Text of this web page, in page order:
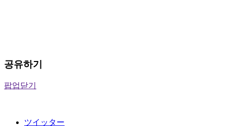
공유하기
팝업닫기
ツイッター